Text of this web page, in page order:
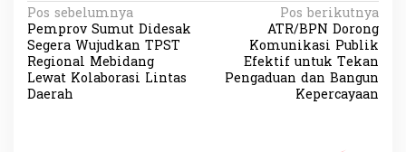
N
a
v
i
Pos sebelumnya
Pemprov Sumut Didesak
Segera Wujudkan TPST
Regional Mebidang
Lewat Kolaborasi Lintas
Daerah
Pos berikutnya
ATR/BPN Dorong
Komunikasi Publik
Efektif untuk Tekan
Pengaduan dan Bangun
Kepercayaan